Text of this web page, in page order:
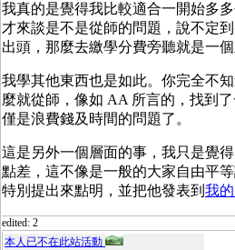
我真的是覺得我比較適合一開始多
才來談是不是從師的問題，說不定
出頭，那麼去繳學分費旁聽就是一個
我學其他東西也是如此。你完全不
麼就從師，像如 AA 所言的，找到
僅是浪費錢及時間的問題了。
這是另外一個層面的事，我只是覺
點差，這不像是一般的大家自由平
特別提出來點明，並把他發表到 我
edited: 2
本人已不在此站活動